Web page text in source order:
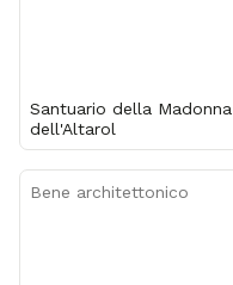
Santuario della Madonna
dell'Altarol
Bene architettonico